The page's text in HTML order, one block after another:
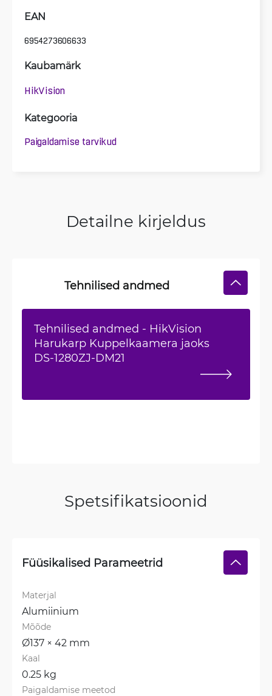
EAN
6954273606633
Kaubamärk
HikVision
Kategooria
Paigaldamise tarvikud
Detailne kirjeldus
Tehnilised andmed
Tehnilised andmed - HikVision
Harukarp Kuppelkaamera jaoks
DS-1280ZJ-DM21
Spetsifikatsioonid
Füüsikalised Parameetrid
Materjal
Alumiinium
Mõõde
Ø137 × 42 mm
Kaal
0.25 kg
Paigaldamise meetod